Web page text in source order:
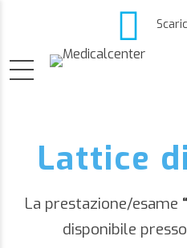
Lattice
La prestazione/esame
disponibile